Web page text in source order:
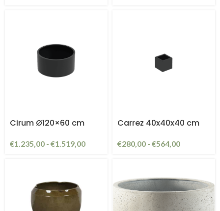
Cirum Ø120×60 cm
€1.235,00 - €1.519,00
Carrez 40x40x40 cm
€280,00 - €564,00